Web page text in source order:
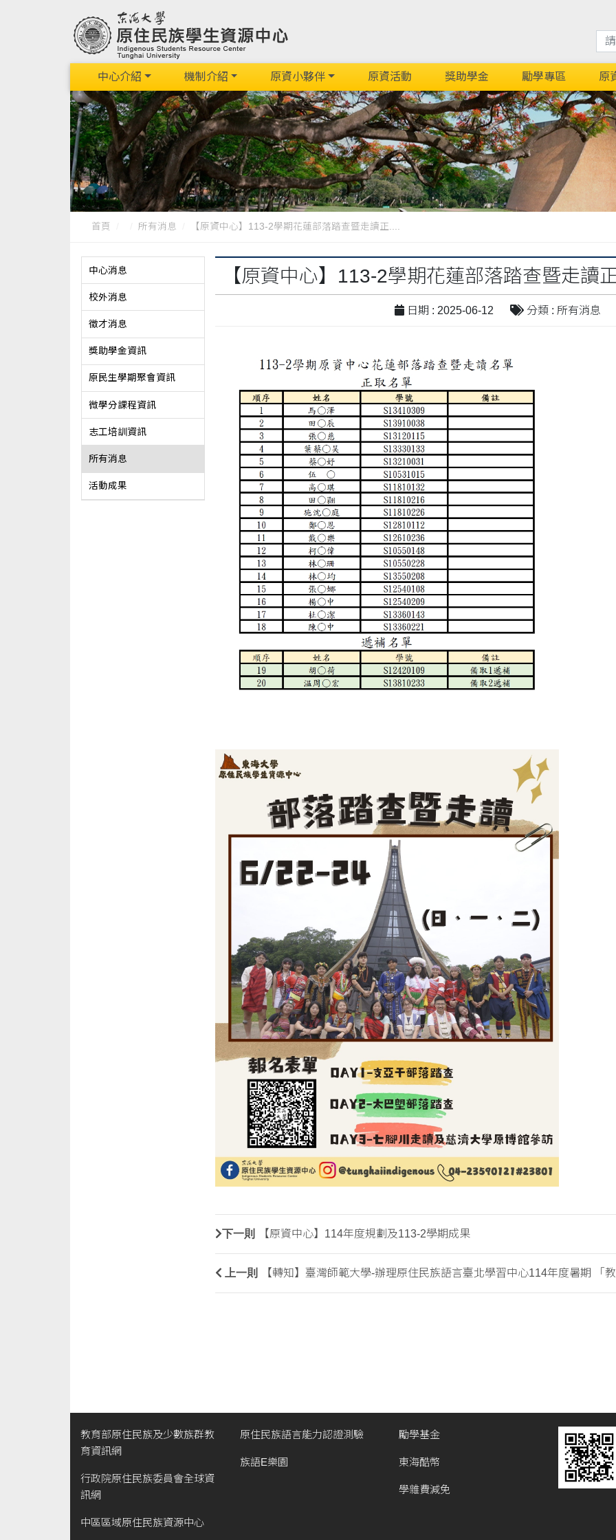
中心介紹 機制介紹 原資小夥伴 原資活動 獎助學金 勵學專區 原
首頁 所有消息 【原資中心】113-2學期花蓮部落踏查暨走讀正....
中心消息
校外消息
徵才消息
獎助學金資訊
原民生學期聚會資訊
微學分課程資訊
志工培訓資訊
所有消息
活動成果
【原資中心】113-2學期花蓮部落踏查暨走讀
日期 : 2025-06-12 分類 : 所有消息
下一則 【原資中心】114年度規劃及113-2學期成果
上一則 【轉知】臺灣師範大學-辦理原住民族語言臺北學習中心114年度暑期 「
教育部原住民族及少數族群教
育資訊網
行政院原住民族委員會全球資
訊網
中區區域原住民族資源中心
原住民族語言能力認證測驗
族語E樂園
勵學基金
東海酷幣
學雜費減免